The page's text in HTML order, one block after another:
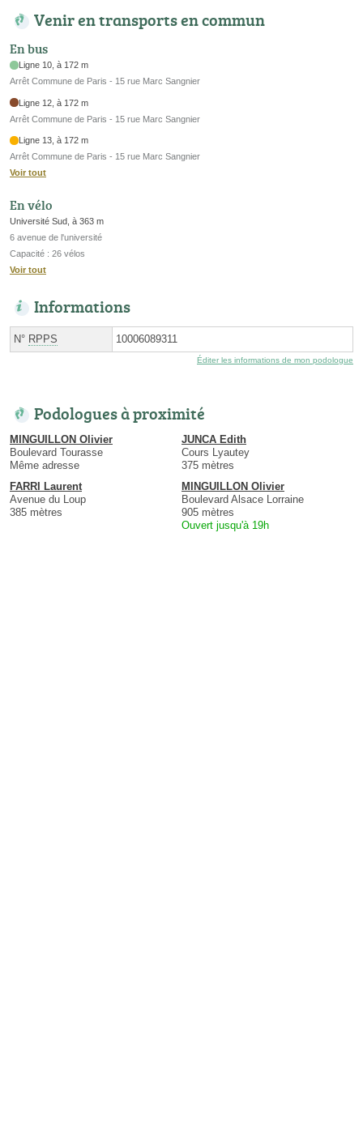
Venir en transports en commun
En bus
Ligne 10, à 172 m
Arrêt Commune de Paris - 15 rue Marc Sangnier
Ligne 12, à 172 m
Arrêt Commune de Paris - 15 rue Marc Sangnier
Ligne 13, à 172 m
Arrêt Commune de Paris - 15 rue Marc Sangnier
Voir tout
En vélo
Université Sud, à 363 m
6 avenue de l'université
Capacité : 26 vélos
Voir tout
Informations
N° RPPS 10006089311
Éditer les informations de mon podologue
Podologues à proximité
MINGUILLON Olivier
Boulevard Tourasse
Même adresse
JUNCA Edith
Cours Lyautey
375 mètres
FARRI Laurent
Avenue du Loup
385 mètres
MINGUILLON Olivier
Boulevard Alsace Lorraine
905 mètres
Ouvert jusqu'à 19h